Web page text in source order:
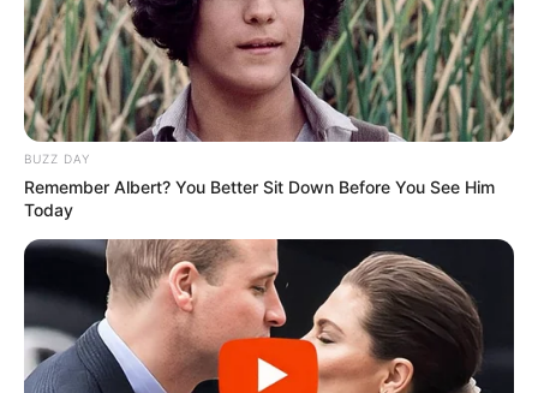
BUZZ DAY
Remember Albert? You Better Sit Down Before You See Him
Today